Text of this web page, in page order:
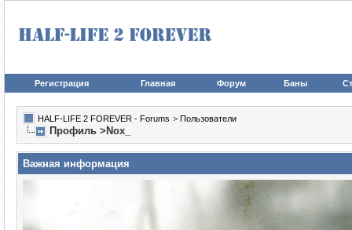
Регистрация Главная Форум Баны
HALF-LIFE 2 FOREVER - Forums > Пользователи
Профиль >Nox_
Важная информация